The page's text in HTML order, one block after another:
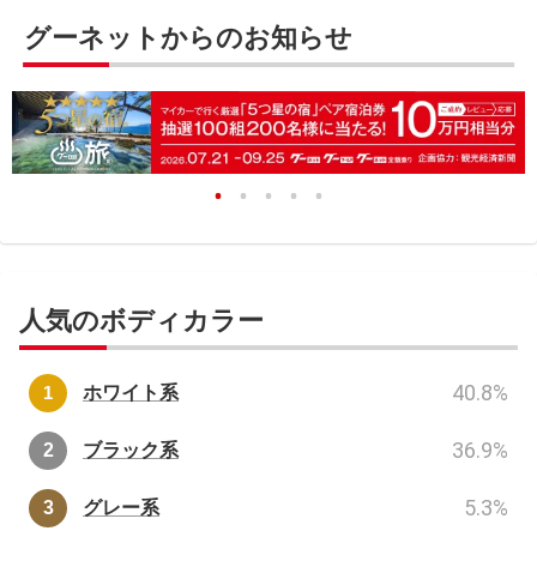
グーネットからのお知らせ
人気のボディカラー
ホワイト系 40.8%
ブラック系 36.9%
グレー系 5.3%